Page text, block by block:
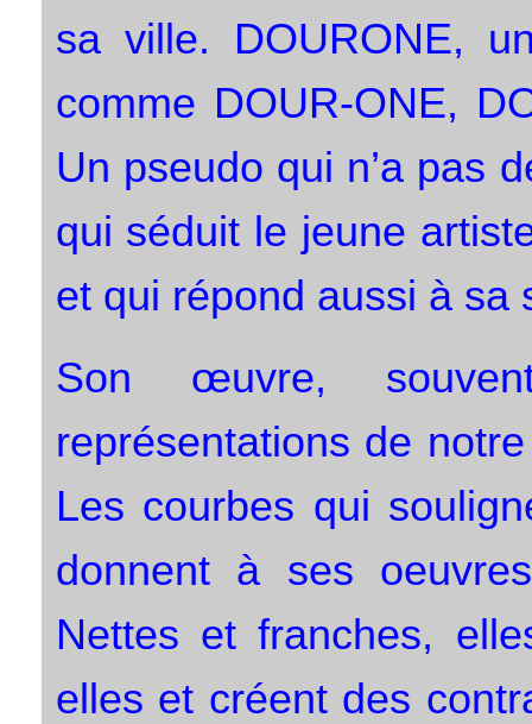
sa ville. DOURONE,
comme DOUR-ONE,
Un pseudo qui n’a pas
qui séduit le jeune
et qui répond aussi à sa
Son œuvre,
représentations de
Les courbes qui
donnent à ses
Nettes et franches,
elles et créent des